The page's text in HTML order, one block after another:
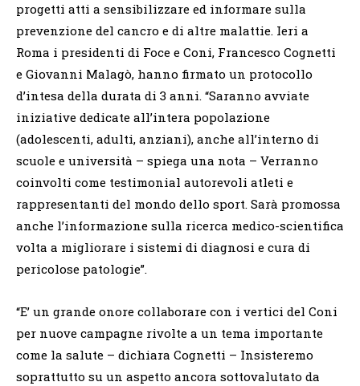
progetti atti a sensibilizzare ed informare sulla
prevenzione del cancro e di altre malattie. Ieri a
Roma i presidenti di Foce e Coni, Francesco Cognetti
e Giovanni Malagò, hanno firmato un protocollo
d’intesa della durata di 3 anni. “Saranno avviate
iniziative dedicate all’intera popolazione
(adolescenti, adulti, anziani), anche all’interno di
scuole e università – spiega una nota – Verranno
coinvolti come testimonial autorevoli atleti e
rappresentanti del mondo dello sport. Sarà promossa
anche l’informazione sulla ricerca medico-scientifica
volta a migliorare i sistemi di diagnosi e cura di
pericolose patologie”.
“E’ un grande onore collaborare con i vertici del Coni
per nuove campagne rivolte a un tema importante
come la salute – dichiara Cognetti – Insisteremo
soprattutto su un aspetto ancora sottovalutato da